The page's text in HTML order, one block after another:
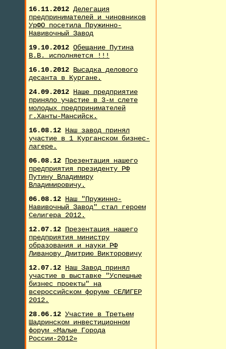
16.11.2012 Делегация
предпринимателей и чиновников
УрФО посетила Пружинно-
Навивочный Завод
19.10.2012 Обещание Путина
В.В. исполняется !!!
16.10.2012 Высадка делового
десанта в Кургане.
24.09.2012 Наше предприятие
приняло участие в 3-м слете
молодых предпринимателей
г.Ханты-Мансийск.
16.08.12 Наш завод принял
участие в 1 Курганском бизнес-
лагере.
06.08.12 Презентация нашего
предприятия президенту РФ
Путину Владимиру
Владимировичу.
06.08.12 Наш "Пружинно-
Навивочный Завод" стал героем
Селигера 2012.
12.07.12 Презентация нашего
предприятия министру
образования и науки РФ
Ливанову Дмитрию Викторовичу
12.07.12 Наш Завод принял
участие в выставке "Успешные
бизнес проекты" на
всероссийском форуме СЕЛИГЕР
2012.
28.06.12 Участие в Третьем
Шадринском инвестиционном
форум «Малые Города
России-2012»